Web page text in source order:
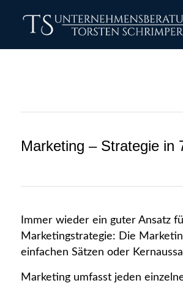
Marketing – Strategie in
Immer wieder ein guter Ansatz
Marketingstrategie: Die
einfachen Sätzen oder
Marketing umfasst jeden